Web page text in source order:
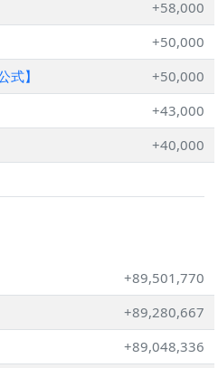
+58,000
+50,000
式】
+50,000
+43,000
+40,000
+89,501,770
+89,280,667
+89,048,336